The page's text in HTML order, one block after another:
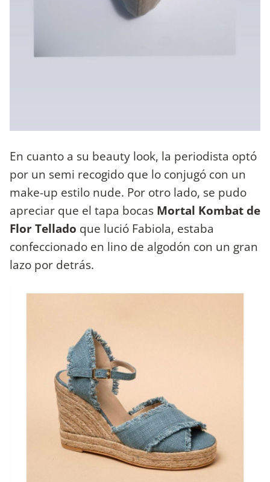
En cuanto a su beauty look, la periodista optó
por un semi recogido que lo conjugó con un
make-up estilo nude. Por otro lado, se pudo
apreciar que el tapa bocas Mortal Kombat de
Flor Tellado que lució Fabiola, estaba
confeccionado en lino de algodón con un gran
lazo por detrás.